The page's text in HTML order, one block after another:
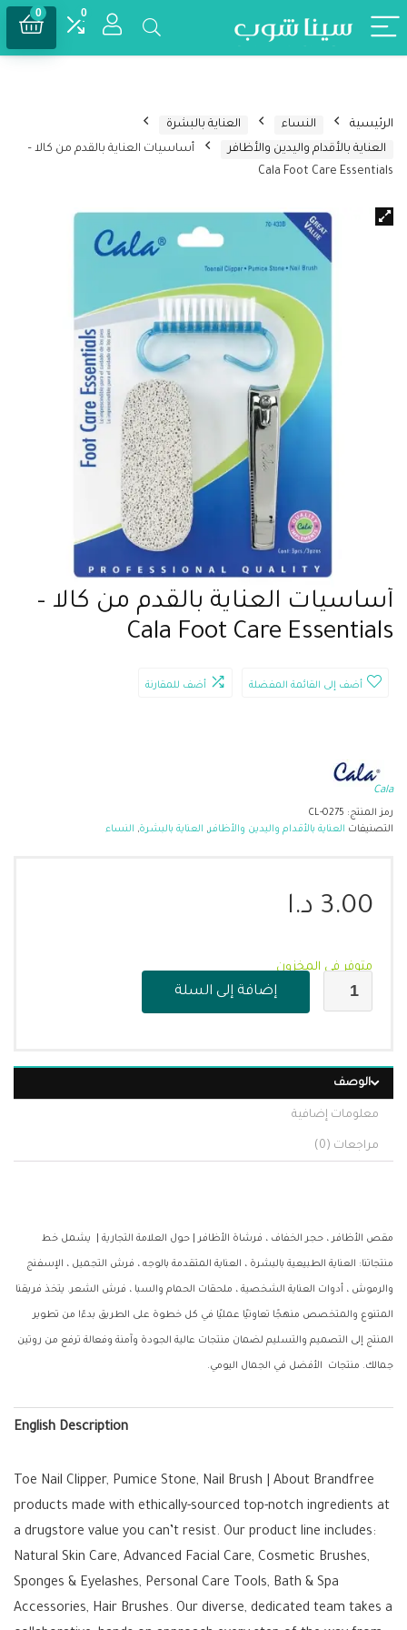
0
0
الرئيسية النساء
العناية بالبشرة
العناية بالأقدام واليدين والأظافر
أساسيات العناية بالقدم من كالا –
Cala Foot Care Essentials
أساسيات العناية بالقدم من كالا –
Cala Foot Care Essentials
أضف إلى القائمة المفضلة أضف للمقارنة
Cala
رمز المنتج: CL-0275
التصنيفات العناية بالأقدام واليدين والأظافر, العناية بالبشرة, النساء
3.00 د.ا
متوفر في المخزون
إضافة إلى السلة
الوصف
معلومات إضافية
مراجعات (0)
مقص الأظافر ، حجر الخفاف ، فرشاة الأظافر | حول العلامة التجارية | يشمل خط
منتجاتنا: العناية الطبيعية بالبشرة ، العناية المتقدمة بالوجه ، فرش التجميل ، الإسفنج
والرموش ، أدوات العناية الشخصية ، ملحقات الحمام والسبا ، فرش الشعر. يتخذ فريقنا
المتنوع والمتخصص منهجًا تعاونيًا عمليًا في كل خطوة على الطريق بدءًا من تطوير
المنتج إلى التصميم والتسليم لضمان منتجات عالية الجودة وآمنة وفعالة ترفع من روتين
جمالك. منتجات الأفضل في الجمال اليومي.
English Description
Toe Nail Clipper, Pumice Stone, Nail Brush | About Brandfree
products made with ethically-sourced top-notch ingredients at
a drugstore value you can’t resist. Our product line includes:
Natural Skin Care, Advanced Facial Care, Cosmetic Brushes,
Sponges & Eyelashes, Personal Care Tools, Bath & Spa
Accessories, Hair Brushes. Our diverse, dedicated team takes a